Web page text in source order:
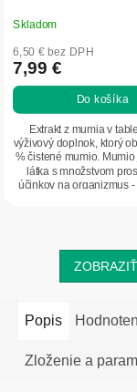
Skladom
6,50 € bez DPH
7,99 €
Do košíka
Extrakt z mumia v
výživový doplnok, ktorý
% čistené mumio.
látka s množstvom
účinkov na organizmus
Popis
Zloženie a